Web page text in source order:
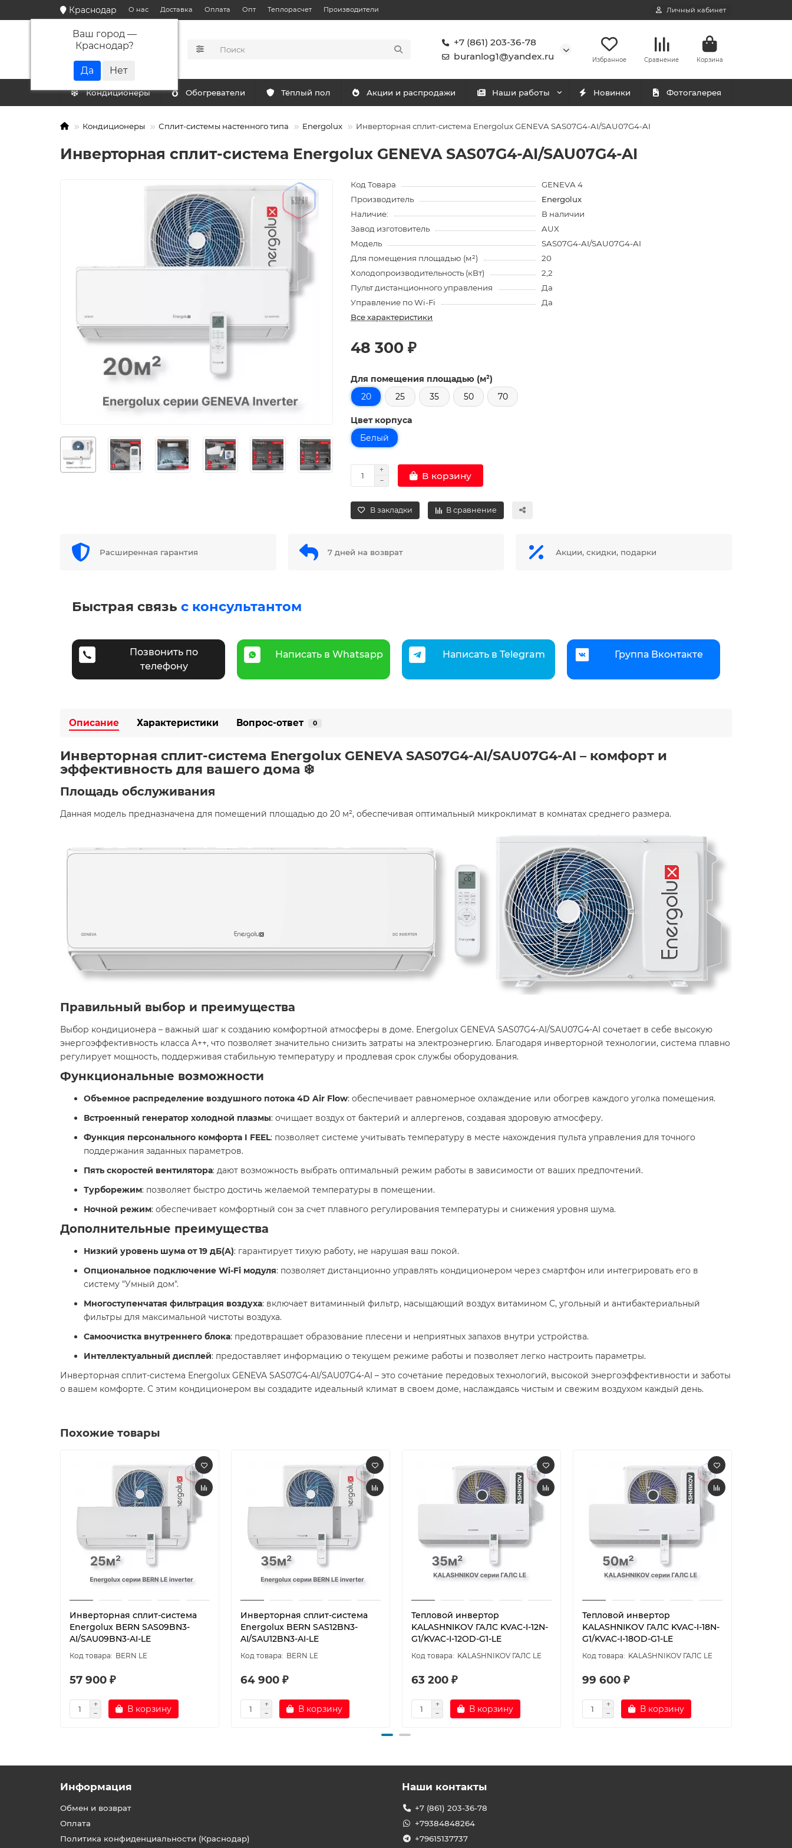
Краснодар
Ваш город —
Краснодар?
О нас Доставка Оплата Опт Теплорасчет Производители Личный кабинет
КАТАЛОГ
+7 (861) 203-36-78
buranlog1@yandex.ru
Избранное Сравнение Корзина
Кондиционеры Обогреватели Тёплый пол Акции и распродажи Наши работы Новинки Фотогалерея
Кондиционеры Сплит-системы настенного типа Energolux Инверторная сплит-система Energolux GENEVA SAS07G4-AI/SAU07G4-AI
Инверторная сплит-система Energolux GENEVA SAS07G4-AI/SAU07G4-AI
Код Товара
GENEVA 4
Производитель
Energolux
Наличие:
В наличии
Завод изготовитель
AUX
Модель
SAS07G4-AI/SAU07G4-AI
Для помещения площадью (м²)
20
Холодопроизводительность (кВт)
2,2
Пульт дистанционного управления
Да
Управление по Wi-Fi
Да
Все характеристики
48 300 ₽
Для помещения площадью (м²)
20
25 35 50 70
Цвет корпуса
Белый
В корзину
В закладки В сравнение
Расширенная гарантия 7 дней на возврат Акции, скидки, подарки
Быстрая связь с консультантом
Позвонить по
телефону
Написать в Whatsapp Написать в Telegram Группа Вконтакте
Описание Характеристики Вопрос-ответ 0
Инверторная сплит-система Energolux GENEVA SAS07G4-AI/SAU07G4-AI – комфорт и
эффективность для вашего дома ❄️
Площадь обслуживания
Данная модель предназначена для помещений площадью до 20 м², обеспечивая оптимальный микроклимат в комнатах среднего размера. ​
Правильный выбор и преимущества
Выбор кондиционера – важный шаг к созданию комфортной атмосферы в доме. Energolux GENEVA SAS07G4-AI/SAU07G4-AI сочетает в себе высокую
энергоэффективность класса A++, что позволяет значительно снизить затраты на электроэнергию. Благодаря инверторной технологии, система плавно
регулирует мощность, поддерживая стабильную температуру и продлевая срок службы оборудования. ​
Функциональные возможности
Объемное распределение воздушного потока 4D Air Flow: обеспечивает равномерное охлаждение или обогрев каждого уголка помещения.​
Встроенный генератор холодной плазмы: очищает воздух от бактерий и аллергенов, создавая здоровую атмосферу.​
Функция персонального комфорта I FEEL: позволяет системе учитывать температуру в месте нахождения пульта управления для точного
поддержания заданных параметров.​
Пять скоростей вентилятора: дают возможность выбрать оптимальный режим работы в зависимости от ваших предпочтений.​
Турборежим: позволяет быстро достичь желаемой температуры в помещении.​
Ночной режим: обеспечивает комфортный сон за счет плавного регулирования температуры и снижения уровня шума.​
Дополнительные преимущества
Низкий уровень шума от 19 дБ(А): гарантирует тихую работу, не нарушая ваш покой.​
Опциональное подключение Wi-Fi модуля: позволяет дистанционно управлять кондиционером через смартфон или интегрировать его в
систему "Умный дом".​
Многоступенчатая фильтрация воздуха: включает витаминный фильтр, насыщающий воздух витамином C, угольный и антибактериальный
фильтры для максимальной чистоты воздуха.​
Самоочистка внутреннего блока: предотвращает образование плесени и неприятных запахов внутри устройства.​
Интеллектуальный дисплей: предоставляет информацию о текущем режиме работы и позволяет легко настроить параметры.​
Инверторная сплит-система Energolux GENEVA SAS07G4-AI/SAU07G4-AI – это сочетание передовых технологий, высокой энергоэффективности и заботы
о вашем комфорте. С этим кондиционером вы создадите идеальный климат в своем доме, наслаждаясь чистым и свежим воздухом каждый день. ​
Похожие товары
Инверторная сплит-система
Energolux BERN SAS09BN3-
AI/SAU09BN3-AI-LE
BERN LE
57 900 ₽
В корзину
Инверторная сплит-система
Energolux BERN SAS12BN3-
AI/SAU12BN3-AI-LE
BERN LE
64 900 ₽
В корзину
Тепловой инвертор
KALASHNIKOV ГАЛС KVAC-I-12N-
G1/KVAC-I-12OD-G1-LE
KALASHNIKOV ГАЛС LE
63 200 ₽
В корзину
Тепловой инвертор
KALASHNIKOV ГАЛС KVAC-I-18N-
G1/KVAC-I-18OD-G1-LE
KALASHNIKOV ГАЛС LE
99 600 ₽
В корзину
Информация
Обмен и возврат
Оплата
Политика конфиденциальности (Краснодар)
Наши контакты
+7 (861) 203-36-78
+79384848264
+79615137737